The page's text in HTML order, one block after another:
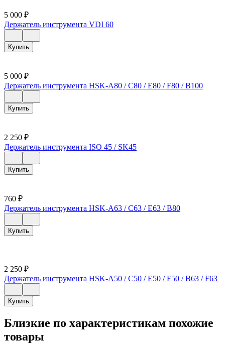
5 000 ₽
Держатель инструмента VDI 60
Купить
5 000 ₽
Держатель инструмента HSK-A80 / C80 / E80 / F80 / B100
Купить
2 250 ₽
Держатель инструмента ISO 45 / SK45
Купить
760 ₽
Держатель инструмента HSK-A63 / C63 / E63 / B80
Купить
2 250 ₽
Держатель инструмента HSK-A50 / C50 / E50 / F50 / B63 / F63
Купить
Близкие по характеристикам похожие
товары